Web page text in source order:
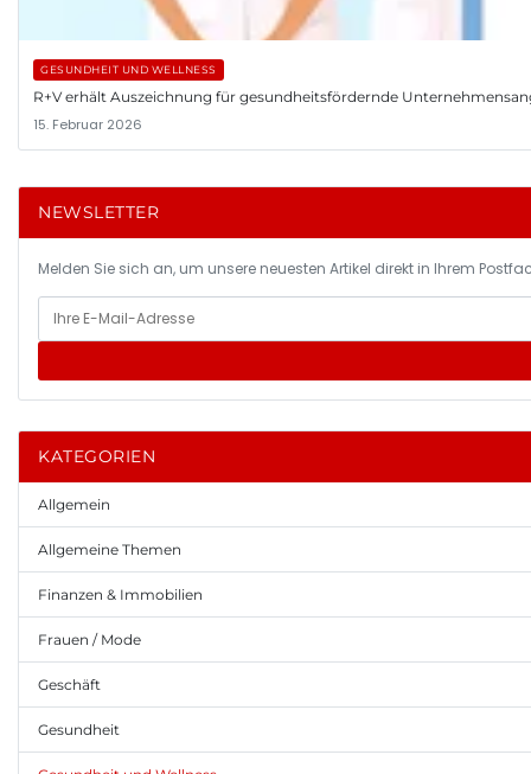
GESUNDHEIT UND WELLNESS
R+V erhält Auszeichnung für gesundheitsfördernde
15. Februar 2026
NEWSLETTER
Melden Sie sich an, um unsere neuesten Artikel direkt in Ihrem
KATEGORIEN
Allgemein
Allgemeine Themen
Finanzen & Immobilien
Frauen / Mode
Geschäft
Gesundheit